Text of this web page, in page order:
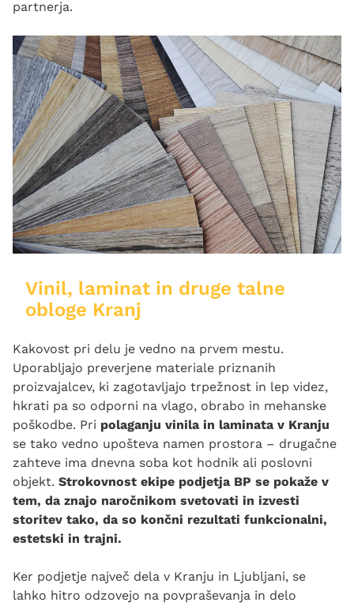
partnerja.
Vinil, laminat in druge talne
obloge Kranj
Kakovost pri delu je vedno na prvem mestu.
Uporabljajo preverjene materiale priznanih
proizvajalcev, ki zagotavljajo trpežnost in lep videz,
hkrati pa so odporni na vlago, obrabo in mehanske
poškodbe. Pri polaganju vinila in laminata v Kranju
se tako vedno upošteva namen prostora – drugačne
zahteve ima dnevna soba kot hodnik ali poslovni
objekt. Strokovnost ekipe podjetja BP se pokaže v
tem, da znajo naročnikom svetovati in izvesti
storitev tako, da so končni rezultati funkcionalni,
estetski in trajni.
Ker podjetje največ dela v Kranju in Ljubljani, se
lahko hitro odzovejo na povpraševanja in delo